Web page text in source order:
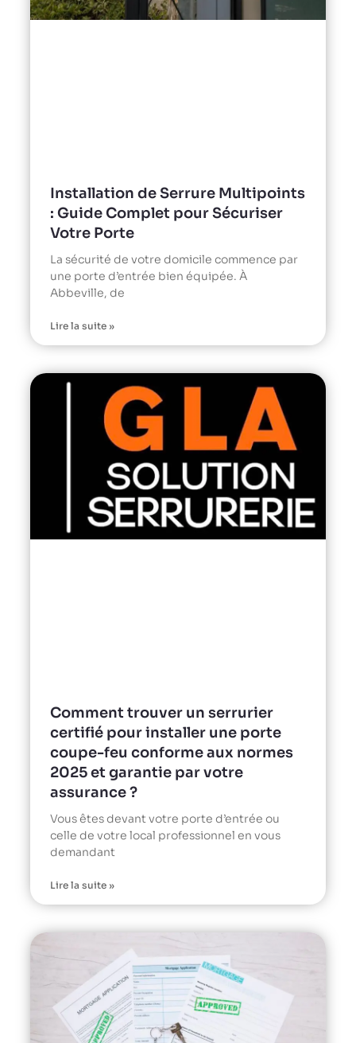
Installation de Serrure Multipoints
: Guide Complet pour Sécuriser
Votre Porte
La sécurité de votre domicile commence par
une porte d’entrée bien équipée. À
Abbeville, de
Lire la suite »
Comment trouver un serrurier
certifié pour installer une porte
coupe-feu conforme aux normes
2025 et garantie par votre
assurance ?
Vous êtes devant votre porte d’entrée ou
celle de votre local professionnel en vous
demandant
Lire la suite »